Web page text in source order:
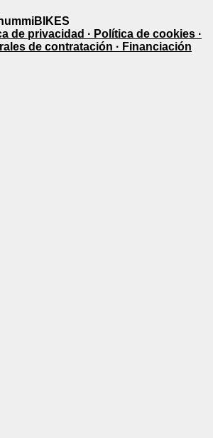
hummiBIKES
de privacidad · Política de cookies ·
de contratación · Financiación